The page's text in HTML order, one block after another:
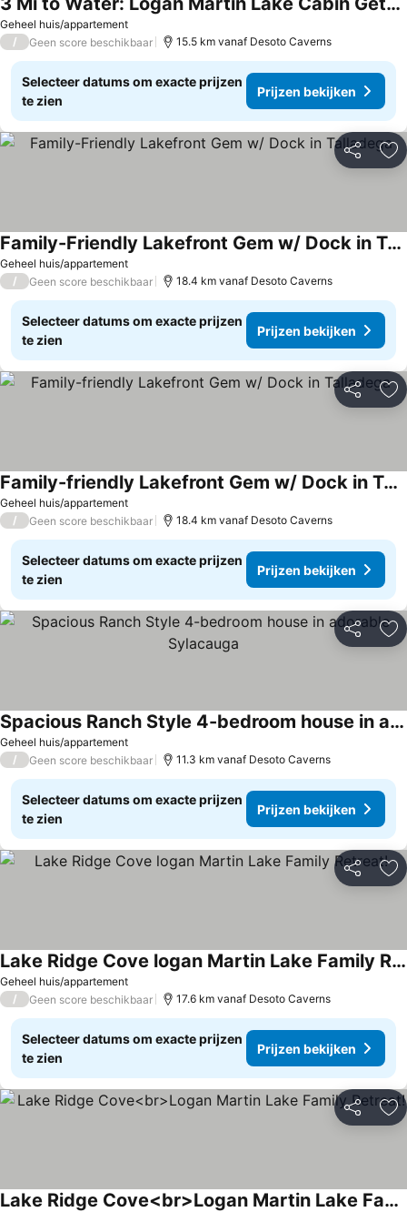
Geheel huis/appartement
/ Geen score beschikbaar 15.5 km vanaf Desoto Caverns
Selecteer datums om exacte prijzen
te zien
Prijzen bekijken
Delen
Geheel huis/appartement
Family-Friendly Lakefront Gem w/ Dock in Talladega
/ Geen score beschikbaar 18.4 km vanaf Desoto Caverns
Selecteer datums om exacte prijzen
te zien
Prijzen bekijken
Delen
Geheel huis/appartement
Family-friendly Lakefront Gem w/ Dock in Talladega
/ Geen score beschikbaar 18.4 km vanaf Desoto Caverns
Selecteer datums om exacte prijzen
te zien
Prijzen bekijken
Delen
Geheel huis/appartement
Spacious Ranch Style 4-bedroom house in adorable Sylacauga
/ Geen score beschikbaar 11.3 km vanaf Desoto Caverns
Selecteer datums om exacte prijzen
te zien
Prijzen bekijken
Delen
Geheel huis/appartement
Lake Ridge Cove logan Martin Lake Family Retreat!
/ Geen score beschikbaar 17.6 km vanaf Desoto Caverns
Selecteer datums om exacte prijzen
te zien
Prijzen bekijken
Delen
Lake Ridge Cove<br>Logan Martin Lake Family Retreat!